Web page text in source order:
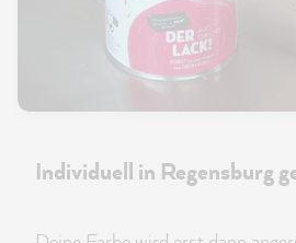
Individuell in Regensburg